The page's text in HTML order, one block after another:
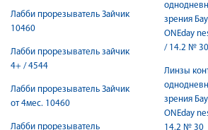
Лабби прорезыватель Зайчик
10460
Лабби прорезыватель зайчик
4+ / 4544
Лабби прорезыватель Зайчик
от 4мес. 10460
Лабби прорезыватель
зрения
ONEday
/ 14.2 № 30
Линзы
зрения
ONEday
14.2 № 30